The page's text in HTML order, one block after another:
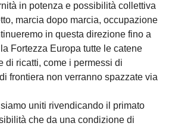
in potenza e possibilità collettiva
marcia dopo marcia, occupazione
in questa direzione fino a
Fortezza Europa tutte le catene
di ricatti, come i permessi di
frontiera non verranno spazzate via
uniti rivendicando il primato
che da una condizione di